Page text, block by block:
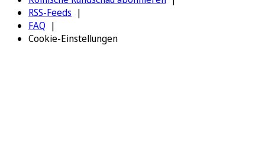
RSS-Feeds
FAQ
Cookie-Einstellungen